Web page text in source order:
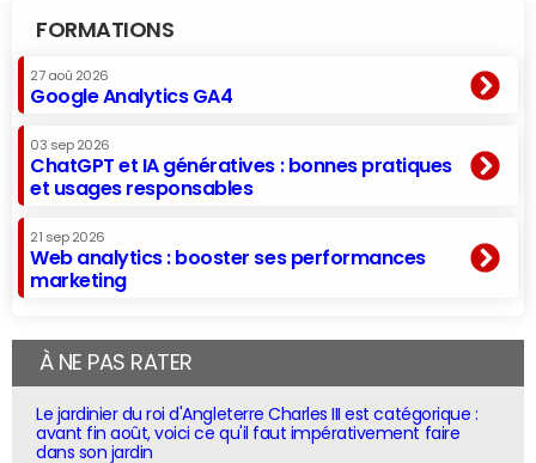
FORMATIONS
27 aoû 2026
Google Analytics GA4
03 sep 2026
ChatGPT et IA génératives : bonnes pratiques
et usages responsables
21 sep 2026
Web analytics : booster ses performances
marketing
À NE PAS RATER
Le jardinier du roi d'Angleterre Charles III est catégorique :
avant fin août, voici ce qu'il faut impérativement faire
dans son jardin